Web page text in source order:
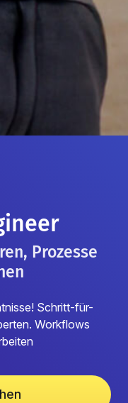
Prozesse
Schritt-für-
Workflows